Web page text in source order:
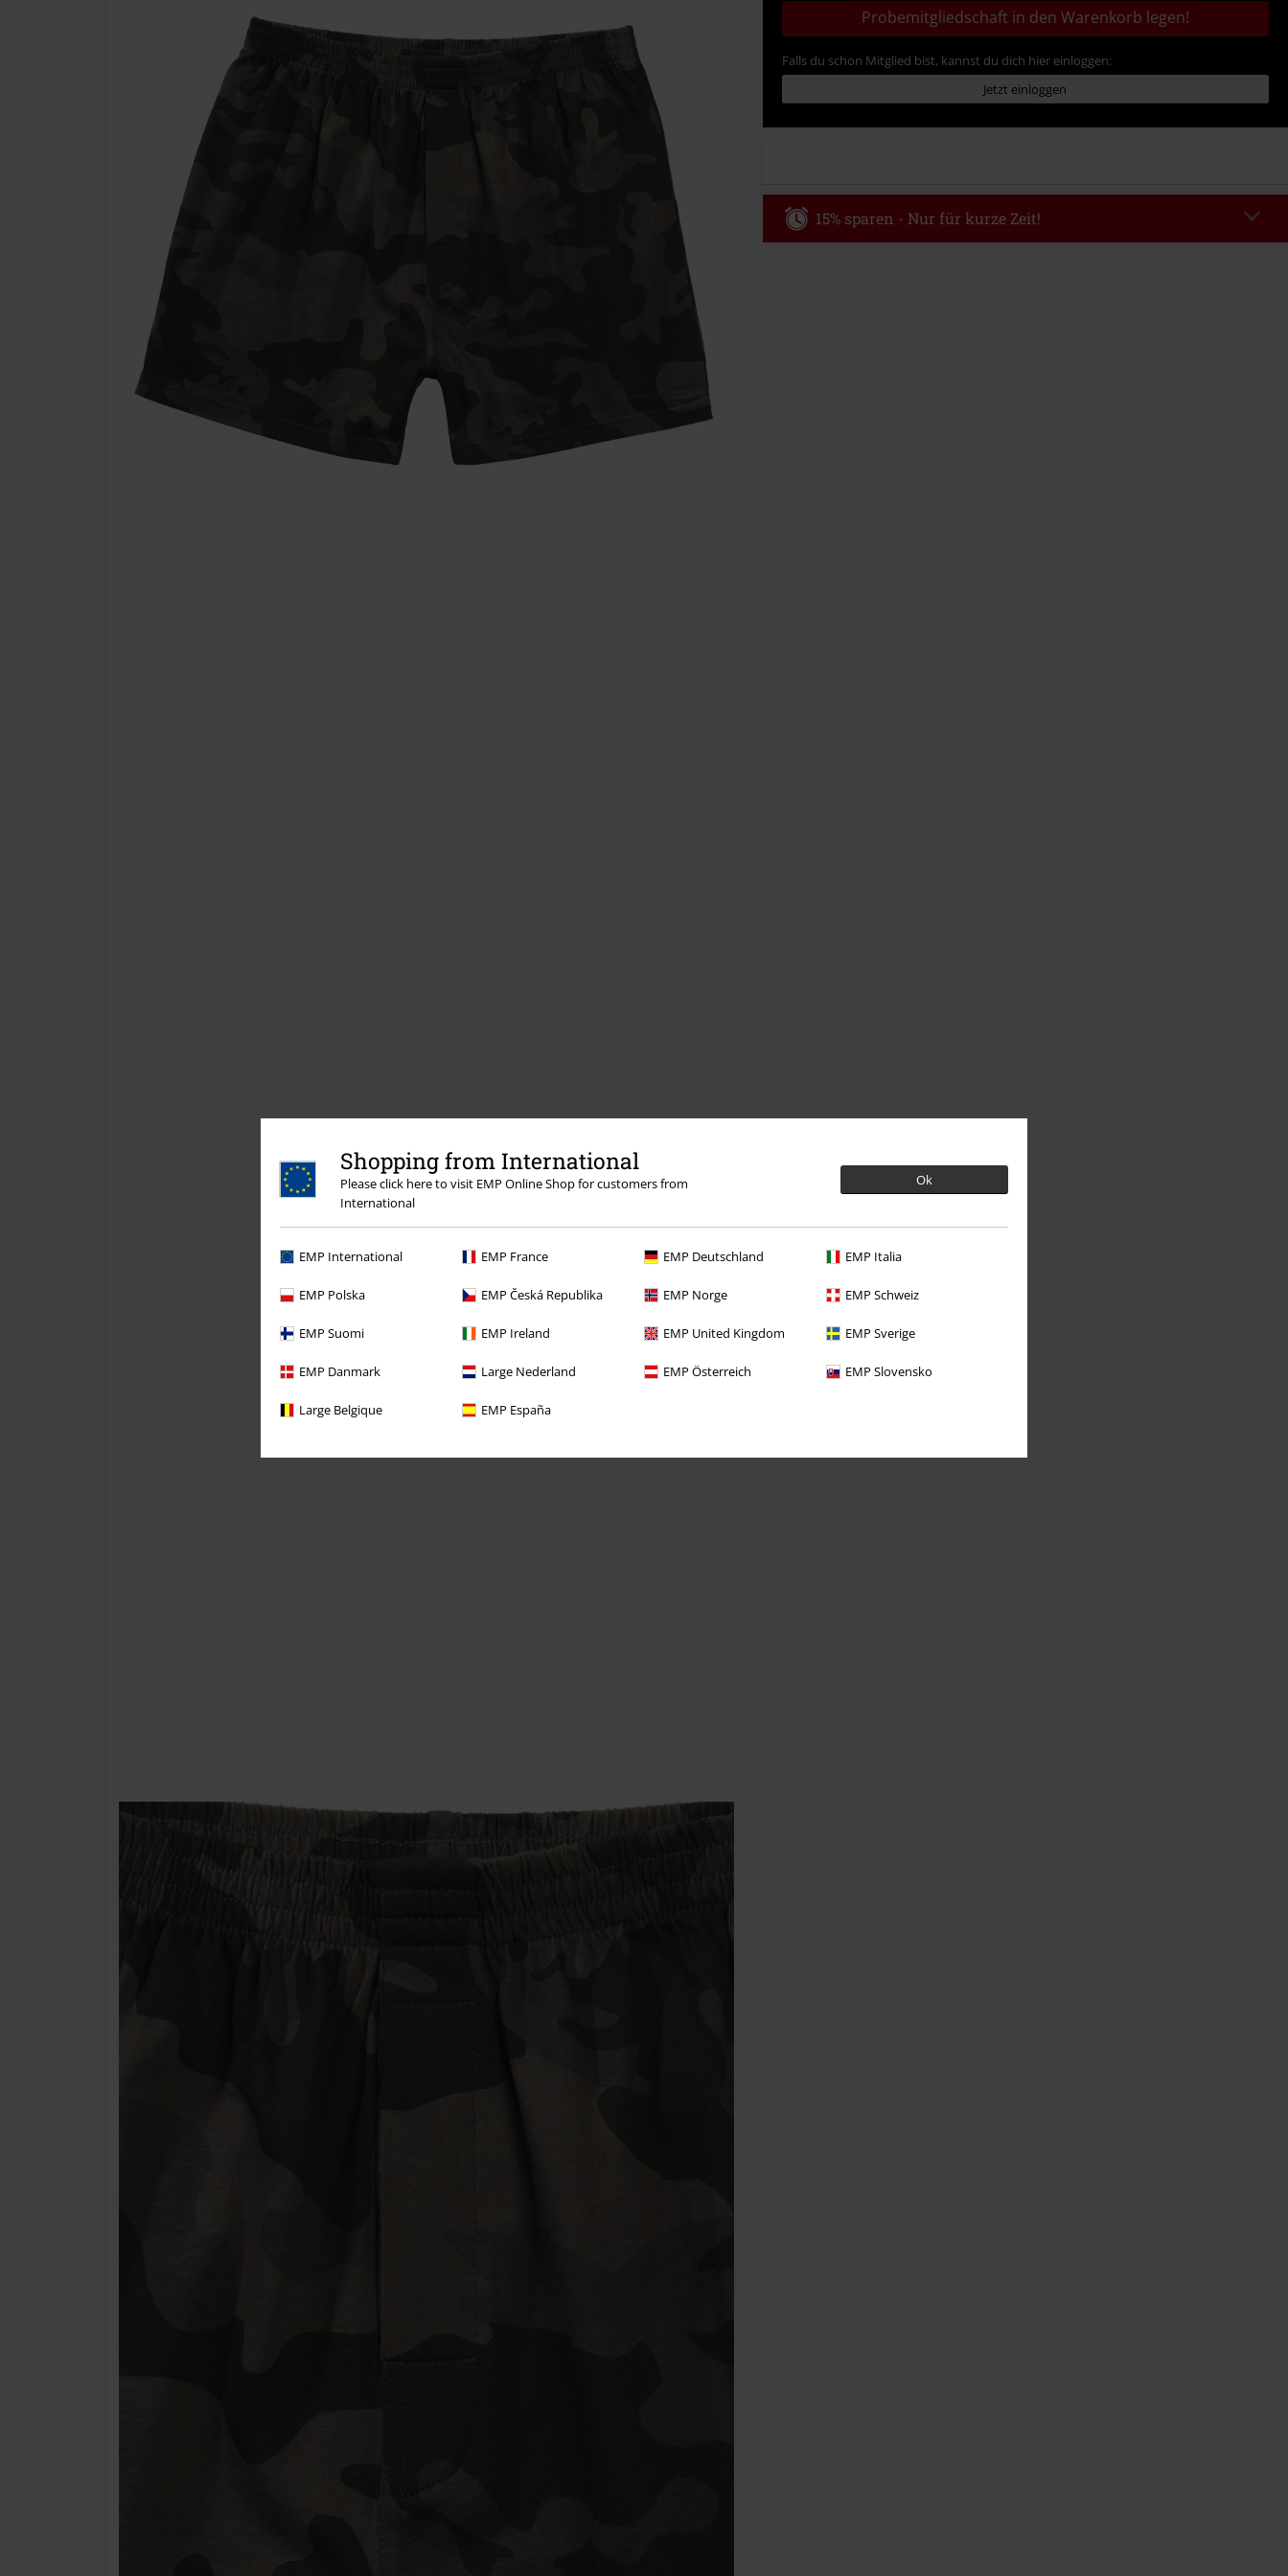
Shopping from International
Please click here to visit EMP Online Shop for customers from
International
Ok
EMP International EMP France EMP Deutschland EMP Italia
EMP Polska EMP Česká Republika EMP Norge EMP Schweiz
EMP Suomi EMP Ireland EMP United Kingdom EMP Sverige
EMP Danmark Large Nederland EMP Österreich EMP Slovensko
Large Belgique EMP España
Probemitgliedschaft in den Warenkorb legen!
Falls du schon Mitglied bist, kannst du dich hier einloggen:
Jetzt einloggen
15% sparen - Nur für kurze Zeit!